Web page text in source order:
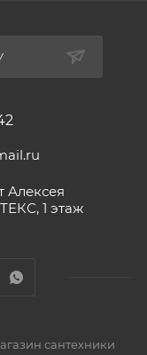
Алексея
1 этаж
сантехники